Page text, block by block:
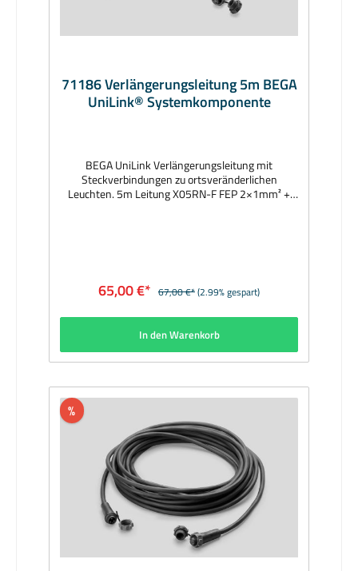
71186 Verlängerungsleitung 5m BEGA
UniLink® Systemkomponente
BEGA UniLink Verlängerungsleitung mit
Steckverbindungen zu ortsveränderlichen
Leuchten. 5m Leitung X05RN-F FEP 2×1mm² +
65,00 €* 67,00 €*(2.99% gespart)
In den Warenkorb
%